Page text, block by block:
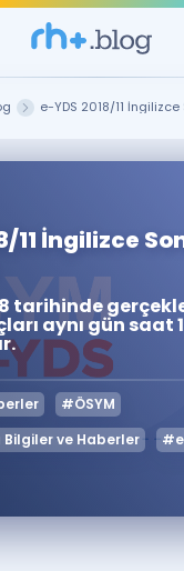
Şifremi
GİRİŞ YAP
ÜYE DEĞİLİM
Sepetin Şu An
sınava hazırlayacak
İngilizce
Kariyer
e-YDS 2018/11
11 İngilizce
tarihinde
aynı gün
#ÖSYM
Bilgiler ve Haberler